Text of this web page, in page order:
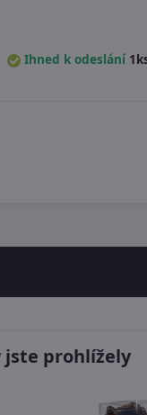
Ihned k odeslání
jste prohlížely